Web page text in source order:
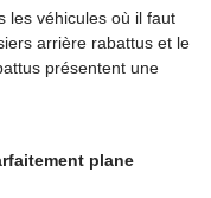
les véhicules où il faut
arrière rabattus et le
présentent une
plane